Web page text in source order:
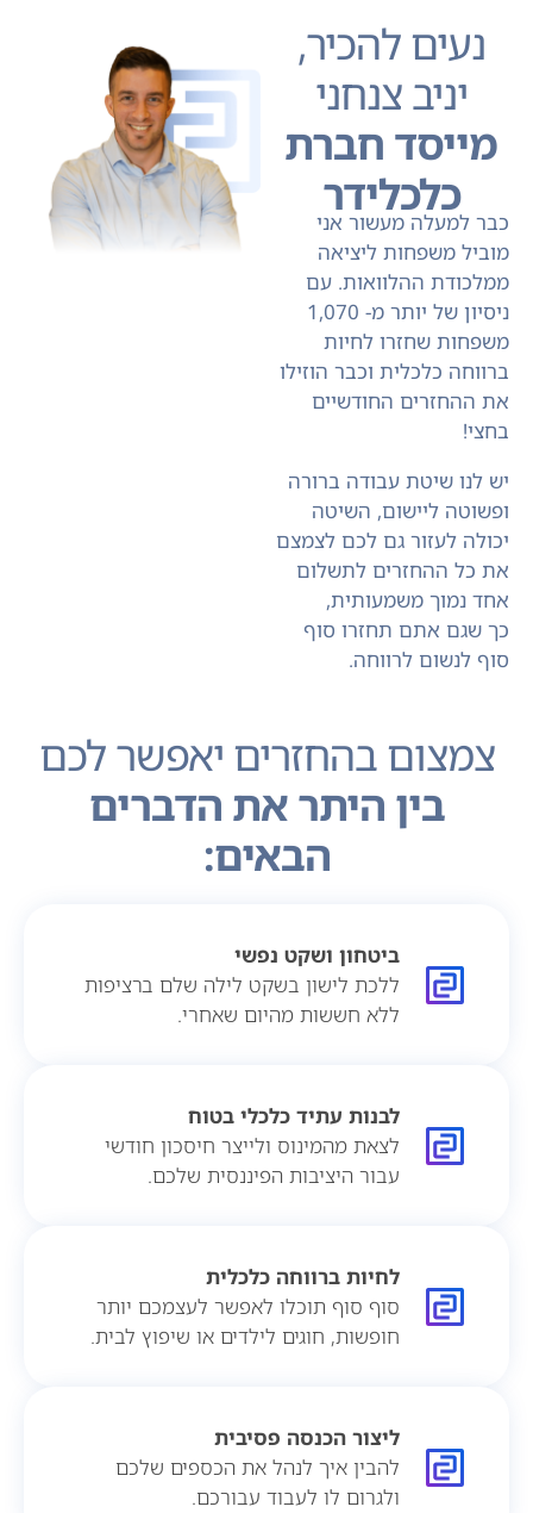
נעים להכיר,
יניב צנחני
מייסד חברת
כלכלידר
כבר למעלה מעשור אני
מוביל משפחות ליציאה
ממלכודת ההלוואות. עם
ניסיון של יותר מ- 1,070
משפחות שחזרו לחיות
ברווחה כלכלית וכבר הוזילו
את ההחזרים החודשיים
בחצי!
יש לנו שיטת עבודה ברורה
ופשוטה ליישום, השיטה
יכולה לעזור גם לכם לצמצם
את כל ההחזרים לתשלום
אחד נמוך משמעותית,
כך שגם אתם תחזרו סוף
סוף לנשום לרווחה.
צמצום בהחזרים יאפשר לכם
בין היתר את הדברים
הבאים:
ביטחון ושקט נפשי
ללכת לישון בשקט לילה שלם ברציפות
ללא חששות מהיום שאחרי.
לבנות עתיד כלכלי בטוח
לצאת מהמינוס ולייצר חיסכון חודשי
עבור היציבות הפיננסית שלכם.
לחיות ברווחה כלכלית
סוף סוף תוכלו לאפשר לעצמכם יותר
חופשות, חוגים לילדים או שיפוץ לבית.
ליצור הכנסה פסיבית
להבין איך לנהל את הכספים שלכם
ולגרום לו לעבוד עבורכם.